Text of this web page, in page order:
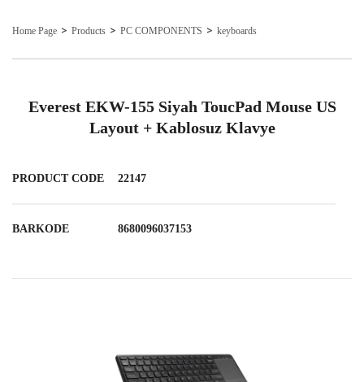
Home Page Products PC COMPONENTS keyboards
Everest EKW-155 Siyah ToucPad Mouse US
Layout + Kablosuz Klavye
PRODUCT CODE 22147
BARKODE 8680096037153